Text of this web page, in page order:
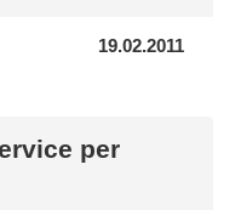
19.02.2011
per